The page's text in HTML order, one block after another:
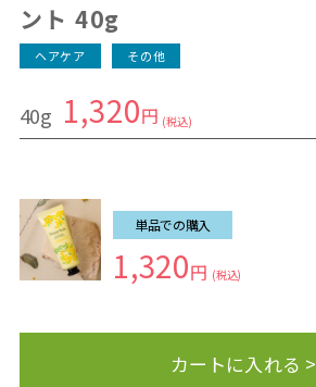
ント 40g
ヘアケア その他
40g 1,320円 (税込)
単品での購入
1,320円 (税込)
カートに入れる >